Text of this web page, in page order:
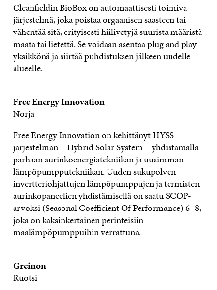
Cleanfieldin BioBox on automaattisesti toimiva
järjestelmä, joka poistaa orgaanisen saasteen tai
vähentää sitä, erityisesti hiilivetyjä suurista määristä
maata tai lietettä. Se voidaan asentaa plug and play -
yksikkönä ja siirtää puhdistuksen jälkeen uudelle
alueelle.
Free Energy Innovation
Norja
Free Energy Innovation on kehittänyt HYSS-
järjestelmän – Hybrid Solar System – yhdistämällä
parhaan aurinkoenergiatekniikan ja uusimman
lämpöpumpputekniikan. Uuden sukupolven
invertteriohjattujen lämpöpumppujen ja termisten
aurinkopaneelien yhdistämisellä on saatu SCOP-
arvoksi (Seasonal Coefficient Of Performance) 6–8,
joka on kaksinkertainen perinteisiin
maalämpöpumppuihin verrattuna.
Greinon
Ruotsi